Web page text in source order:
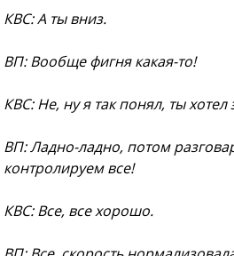
КВС: А ты вниз.
ВП: Вообще фигня какая-то!
КВС: Не, ну я так понял, ты
ВП: Ладно-ладно, потом
контролируем все!
КВС: Все, все хорошо.